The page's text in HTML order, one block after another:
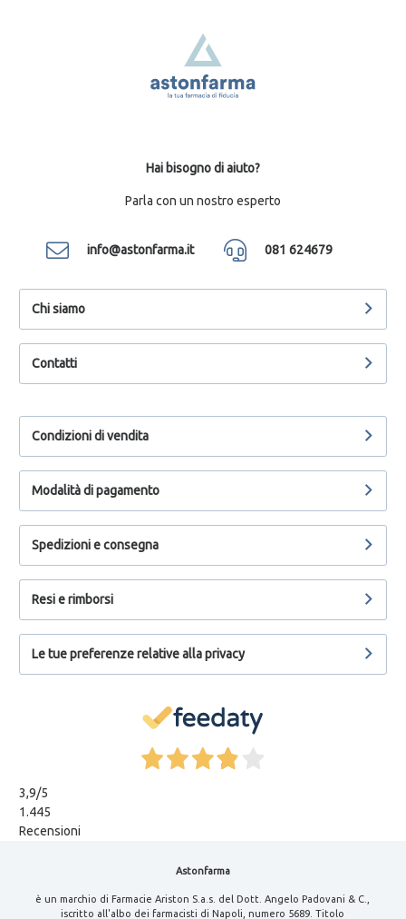
Hai bisogno di aiuto?
Parla con un nostro esperto
info@astonfarma.it 081 624679
Chi siamo
Contatti
Condizioni di vendita
Modalità di pagamento
Spedizioni e consegna
Resi e rimborsi
Le tue preferenze relative alla privacy
3,9/5
1.445
Recensioni
Astonfarma
è un marchio di Farmacie Ariston S.a.s. del Dott. Angelo Padovani & C.,
iscritto all'albo dei farmacisti di Napoli, numero 5689. Titolo